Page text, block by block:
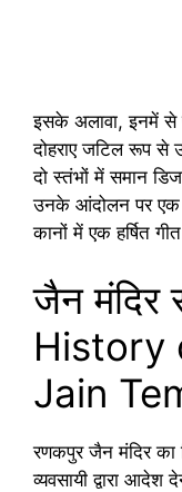
इसके अलावा, इनमें से
दोहराए जटिल रूप से
दो स्तंभों में समान
उनके आंदोलन पर एक
कानों में एक हर्षित
जैन मंदिर
History
Jain
रणकपुर जैन मंदिर का
व्यवसायी द्वारा